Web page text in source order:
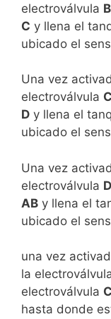
electroválvula B
C y llena el
ubicado el
Una vez
electroválvula C
D y llena el
ubicado el
Una vez
electroválvula D
AB y llena el
ubicado el
una vez
la
electroválvula
hasta donde